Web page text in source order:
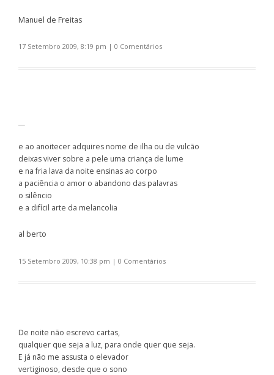
Manuel de Freitas
17 Setembro 2009, 8:19 pm | 0 Comentários
e ao anoitecer adquires nome de ilha ou de vulcão
deixas viver sobre a pele uma criança de lume
e na fria lava da noite ensinas ao corpo
a paciência o amor o abandono das palavras
o silêncio
e a difícil arte da melancolia
al berto
15 Setembro 2009, 10:38 pm | 0 Comentários
De noite não escrevo cartas,
qualquer que seja a luz, para onde quer que seja.
E já não me assusta o elevador
vertiginoso, desde que o sono